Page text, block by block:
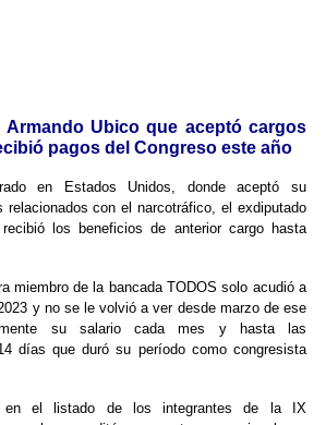
Armando Ubico que aceptó cargos
pagos del Congreso este año
en Estados Unidos, donde aceptó su
relacionados con el narcotráfico, el exdiputado
los beneficios de anterior cargo hasta
miembro de la bancada TODOS solo acudió a
y no se le volvió a ver desde marzo de ese
su salario cada mes y hasta las
días que duró su período como congresista
en el listado de los integrantes de la IX